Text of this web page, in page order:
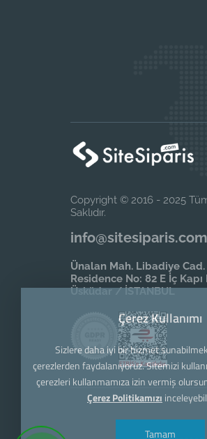
Copyright © 2016 - 2025
Saklıdır.
info@sitesiparis.com
Ünalan Mah. Libadiye
Residence No: 82 E İç Kapı
Üsküdar / İSTANBUL
Çerez Kullanımı
Sizlere daha iyi bir hizmet
çerezlerden faydalanıyoruz. Sitemizi
çerezleri kullanmamıza izin vermiş
Çerez Politikamızı
Tamam